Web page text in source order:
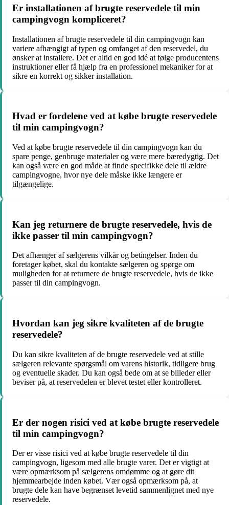
Er installationen af brugte reservedele til min
campingvogn kompliceret?
Installationen af brugte reservedele til din campingvogn kan
variere afhængigt af typen og omfanget af den reservedel, du
ønsker at installere. Det er altid en god idé at følge producentens
instruktioner eller få hjælp fra en professionel mekaniker for at
sikre en korrekt og sikker installation.
Hvad er fordelene ved at købe brugte reservedele
til min campingvogn?
Ved at købe brugte reservedele til din campingvogn kan du
spare penge, genbruge materialer og være mere bæredygtig. Det
kan også være en god måde at finde specifikke dele til ældre
campingvogne, hvor nye dele måske ikke længere er
tilgængelige.
Kan jeg returnere de brugte reservedele, hvis de
ikke passer til min campingvogn?
Det afhænger af sælgerens vilkår og betingelser. Inden du
foretager købet, skal du kontakte sælgeren og spørge om
muligheden for at returnere de brugte reservedele, hvis de ikke
passer til din campingvogn.
Hvordan kan jeg sikre kvaliteten af de brugte
reservedele?
Du kan sikre kvaliteten af de brugte reservedele ved at stille
sælgeren relevante spørgsmål om varens historik, tidligere brug
og eventuelle skader. Du kan også bede om at se billeder eller
beviser på, at reservedelen er blevet testet eller kontrolleret.
Er der nogen risici ved at købe brugte reservedele
til min campingvogn?
Der er visse risici ved at købe brugte reservedele til din
campingvogn, ligesom med alle brugte varer. Det er vigtigt at
være opmærksom på sælgerens omdømme og at gøre dit
hjemmearbejde inden købet. Vær også opmærksom på, at
brugte dele kan have begrænset levetid sammenlignet med nye
reservedele.